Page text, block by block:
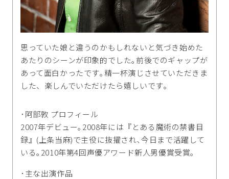
思っていた娘と違うのかもしれないと気づき始めた
あたりのシーンが印象的でした｡前後でのギャップが
あって面白かったです｡精一杯演じさせていただきま
した、楽しんでいただけたら嬉しいです｡
･阿部敦 プロフィール
2007年デビュー｡2008年には『とある魔術の禁書目
録』(上条当麻)で主役に抜擢され､今日まで活躍して
いる｡2010年第4回声優アワード新人男優賞受賞｡
･主な出演作品